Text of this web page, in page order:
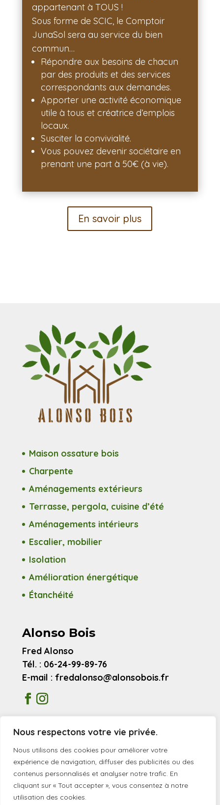
Nous respectons votre vie privée.
Nous utilisons des cookies pour améliorer votre
expérience de navigation, diffuser des publicités ou des
contenus personnalisés et analyser notre trafic. En
cliquant sur « Tout accepter », vous consentez à notre
utilisation des cookies.
appartenant à TOUS !
Sous forme de SCIC, le Comptoir
JunaSol sera au service du bien
commun…
Répondre aux besoins de chacun
par des produits et des services
correspondants aux demandes.
Apporter une activité économique
utile à tous et créatrice d’emplois
locaux.
Susciter la convivialité.
Vous pouvez devenir sociétaire en
prenant une part à 50€ (à vie).
En savoir plus
Maison ossature bois
Charpente
Aménagements extérieurs
Terrasse, pergola, cuisine d’été
Aménagements intérieurs
Escalier, mobilier
Isolation
Amélioration énergétique
Étanchéité
Alonso Bois
Fred Alonso
Tél. : 06-24-99-89-76
E-mail : fredalonso@alonsobois.fr
Mentions légales
Avis clients
© 2026 Alonso Bois